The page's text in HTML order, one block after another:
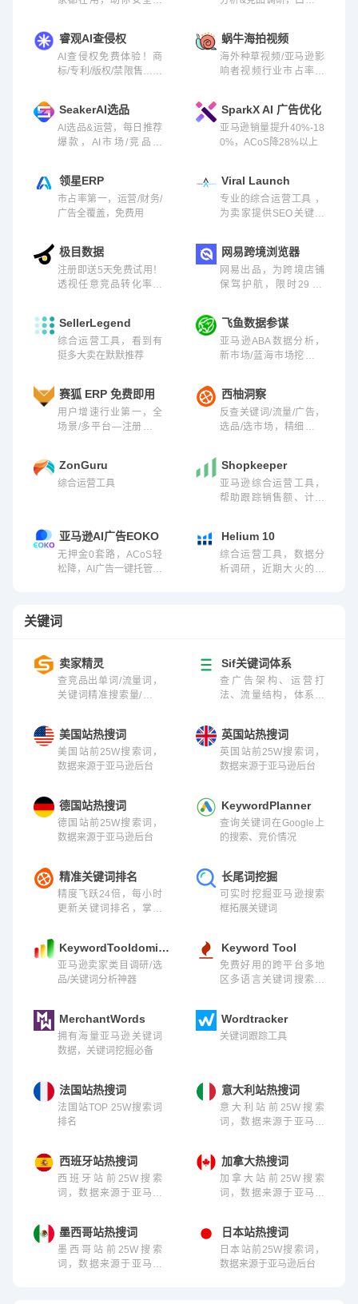
睿观AI查侵权
AI查侵权免费体验！商
标/专利/版权/禁限售…通
蜗牛海拍视频
海外种草视频/亚马逊影
响者视频行业市占率第
SeakerAI选品
AI选品&运营，每日推荐
爆款，AI市场/竞品透
SparkX AI 广告优化
亚马逊销量提升40%-18
0%，ACoS降28%以上
领星ERP
市占率第一，运营/财务/
广告全覆盖，免费用
Viral Launch
专业的综合运营工具 ，
为卖家提供SEO关键词
极目数据
注册即送5天免费试用！
透视任意竞品转化率和
网易跨境浏览器
网易出品，为跨境店铺
保驾护航，限时29元/
SellerLegend
综合运营工具，看到有
挺多大卖在默默推荐
飞鱼数据参谋
亚马逊ABA数据分析，
新市场/蓝海市场挖掘，
赛狐 ERP 免费即用
用户增速行业第一，全
场景/多平台—注册立送
西柚洞察
反查关键词/流量/广告，
选品/选市场，精细化选
ZonGuru
综合运营工具
Shopkeeper
亚马逊综合运营工具，
帮助跟踪销售额、计算
亚马逊AI广告EOKO
无押金0套路，ACoS轻
松降，AI广告一键托管！
Helium 10
综合运营工具，数据分
析调研，近期大火的一
关键词
卖家精灵
查竞品出单词/流量词，
关键词精准搜索量/购买
Sif关键词体系
查广告架构、运营打
法、流量结构，体系化
美国站热搜词
美国站前25W搜索词，
数据来源于亚马逊后台
英国站热搜词
英国站前25W搜索词，
数据来源于亚马逊后台
德国站热搜词
德国站前25W搜索词，
数据来源于亚马逊后台
KeywordPlanner
查询关键词在Google上
的搜索、竞价情况
精准关键词排名
精度飞跃24倍，每小时
更新关键词排名，掌控
长尾词挖掘
可实时挖掘亚马逊搜索
框拓展关键词
KeywordTooldominator
亚马逊卖家类目调研/选
品/关键词分析神器
Keyword Tool
免费好用的跨平台多地
区多语言关键词搜索网
MerchantWords
拥有海量亚马逊关键词
数据，关键词挖掘必备
Wordtracker
关键词跟踪工具
法国站热搜词
法国站TOP 25W搜索词
排名
意大利站热搜词
意大利站前25W搜索
词，数据来源于亚马逊
西班牙站热搜词
西班牙站前25W搜索
词，数据来源于亚马逊
加拿大热搜词
加拿大站前25W搜索
词，数据来源于亚马逊
墨西哥站热搜词
墨西哥站前25W搜索
词，数据来源于亚马逊
日本站热搜词
日本站前25W搜索词，
数据来源于亚马逊后台